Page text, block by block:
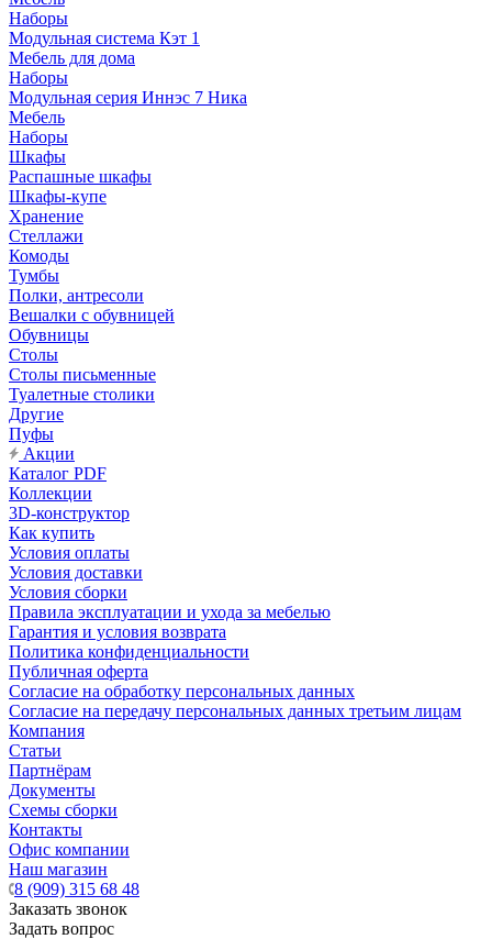
Наборы
Модульная система Кэт 1
Мебель для дома
Наборы
Модульная серия Иннэс 7 Ника
Мебель
Наборы
Шкафы
Распашные шкафы
Шкафы-купе
Хранение
Стеллажи
Комоды
Тумбы
Полки, антресоли
Вешалки с обувницей
Обувницы
Столы
Столы письменные
Туалетные столики
Другие
Пуфы
Акции
Каталог PDF
Коллекции
3D-конструктор
Как купить
Условия оплаты
Условия доставки
Условия сборки
Правила эксплуатации и ухода за мебелью
Гарантия и условия возврата
Политика конфиденциальности
Публичная оферта
Согласие на обработку персональных данных
Согласие на передачу персональных данных третьим лицам
Компания
Статьи
Партнёрам
Документы
Схемы сборки
Контакты
Офис компании
Наш магазин
8 (909) 315 68 48
Заказать звонок
Задать вопрос